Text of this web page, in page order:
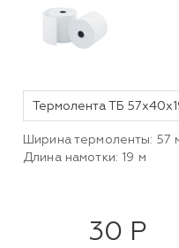
Термолента ТБ
Ширина термоленты: 57
Длина намотки: 19 м
30 Р